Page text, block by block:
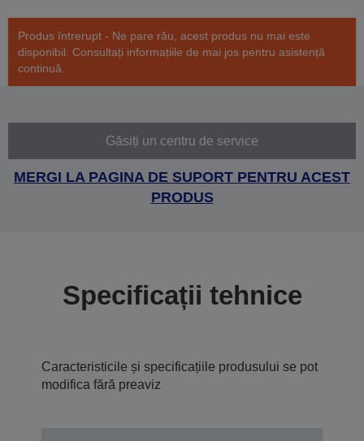
Produs întrerupt - Ne pare rău, acest produs nu mai este
disponibil. Consultați informațiile de mai jos pentru asistență
continuă.
Găsiți un centru de service
MERGI LA PAGINA DE SUPORT PENTRU ACEST
PRODUS
Specificații tehnice
Caracteristicile și specificațiile produsului se pot
modifica fără preaviz